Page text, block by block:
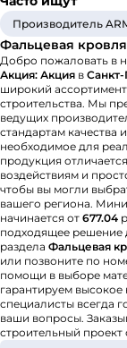
Производитель
Фальцевая
Добро пожаловать в
Акция: Акция в
широкий
строительства. Мы
ведущих
стандартам качества
необходимое для
продукция
воздействиям и
чтобы вы могли
вашего региона.
начинается от 677.04
подходящее решение
раздела Фальцевая
или позвоните по
помощи в выборе
гарантируем высокое
специалисты всегда
ваши вопросы.
строительный